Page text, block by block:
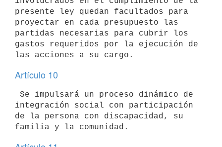
presente ley quedan facultados para
proyectar en cada presupuesto las
partidas necesarias para cubrir los
gastos requeridos por la ejecución de
Artículo 10
integración social con participación
de la persona con discapacidad, su